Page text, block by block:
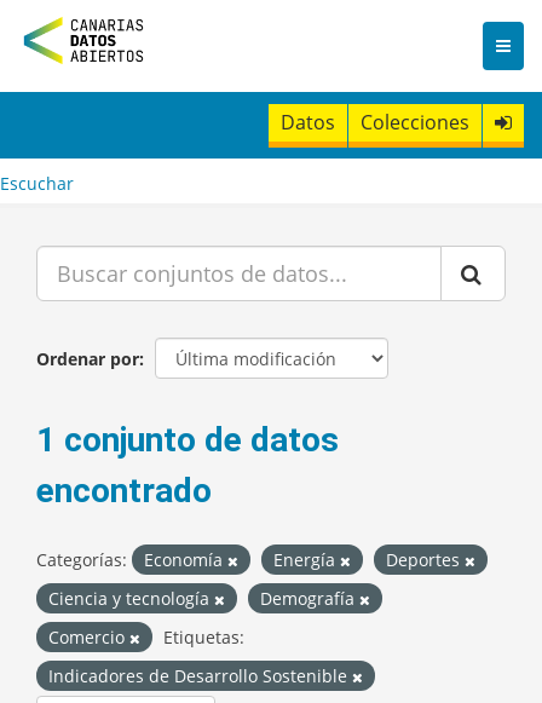
n
t
Datos Colecciones
Escuchar
Ordenar por
1 conjunto de datos
encontrado
Categorías: Economía Energía
Deportes
Ciencia y tecnología
Demografía
Comercio
Etiquetas:
Indicadores de Desarrollo Sostenible